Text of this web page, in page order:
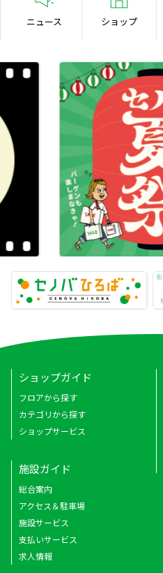
ニュース ショップ
ショップガイド
フロアから探す
カテゴリから探す
ショップサービス
施設ガイド
総合案内
アクセス＆駐車場
施設サービス
支払いサービス
求人情報